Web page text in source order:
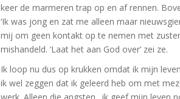
keer de marmeren trap op en af rennen.
‘Ik was jong en zat me alleen maar
mij om geen kontakt op te nemen met
mishandeld. ‘Laat het aan God over’ zei ze.
Ik loop nu dus op krukken omdat ik mijn
ik wel zeggen dat ik geleerd heb om met